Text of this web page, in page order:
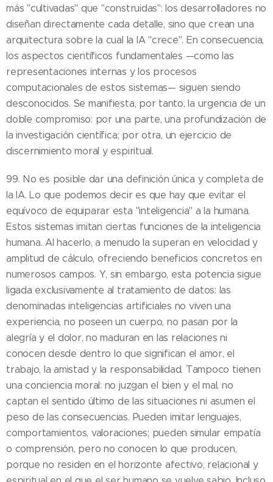
más "cultivadas" que "construidas": los desarrolladores no
diseñan directamente cada detalle, sino que crean una
arquitectura sobre la cual la IA "crece". En consecuencia,
los aspectos científicos fundamentales —como las
representaciones internas y los procesos
computacionales de estos sistemas— siguen siendo
desconocidos. Se manifiesta, por tanto, la urgencia de un
doble compromiso: por una parte, una profundización de
la investigación científica; por otra, un ejercicio de
discernimiento moral y espiritual.
99. No es posible dar una definición única y completa de
la IA. Lo que podemos decir es que hay que evitar el
equívoco de equiparar esta "inteligencia" a la humana.
Estos sistemas imitan ciertas funciones de la inteligencia
humana. Al hacerlo, a menudo la superan en velocidad y
amplitud de cálculo, ofreciendo beneficios concretos en
numerosos campos. Y, sin embargo, esta potencia sigue
ligada exclusivamente al tratamiento de datos: las
denominadas inteligencias artificiales no viven una
experiencia, no poseen un cuerpo, no pasan por la
alegría y el dolor, no maduran en las relaciones ni
conocen desde dentro lo que significan el amor, el
trabajo, la amistad y la responsabilidad. Tampoco tienen
una conciencia moral: no juzgan el bien y el mal, no
captan el sentido último de las situaciones ni asumen el
peso de las consecuencias. Pueden imitar lenguajes,
comportamientos, valoraciones; pueden simular empatía
o comprensión, pero no conocen lo que producen,
porque no residen en el horizonte afectivo, relacional y